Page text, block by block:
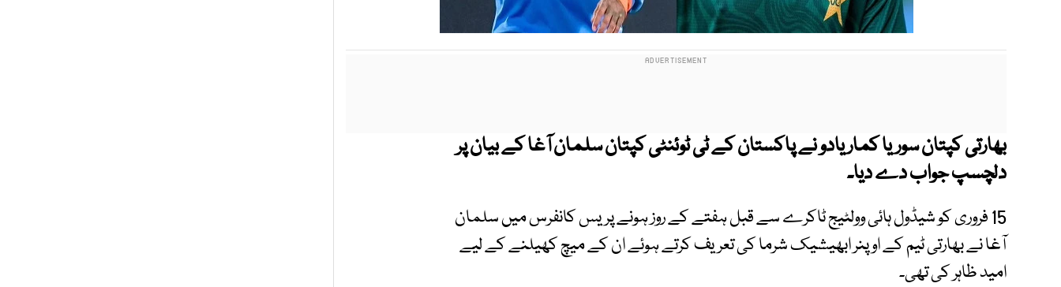
بھارتی کپتان سوریا کمار یادو نے پاکستان کے ٹی ٹوئنٹی کپتان سلمان آغا کے بیان پر
دلچسپ جواب دے دیا۔
15 فروری کو شیڈول ہائی وولٹیج ٹاکرے سے قبل ہفتے کے روز ہونے پریس کانفرس میں سلمان
آغا نے بھارتی ٹیم کے اوپنر ابھیشیک شرما کی تعریف کرتے ہوئے ان کے میچ کھیلنے کے لیے
امید ظاہر کی تھی۔